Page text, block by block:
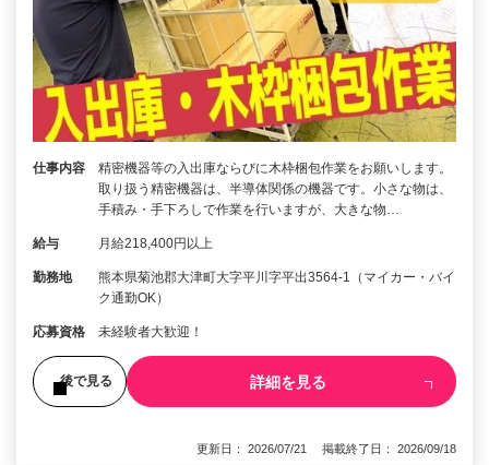
仕事内容
精密機器等の入出庫ならびに木枠梱包作業をお願いします。
取り扱う精密機器は、半導体関係の機器です。小さな物は、
手積み・手下ろしで作業を行いますが、大きな物…
給与 月給218,400円以上
勤務地
熊本県菊池郡大津町大字平川字平出3564-1（マイカー・バイ
ク通勤OK）
応募資格 未経験者大歓迎！
後で見る 詳細を見る
更新日： 2026/07/21 掲載終了日： 2026/09/18